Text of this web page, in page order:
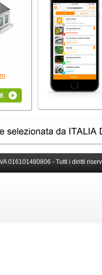
016101480806 - Tutti i diritti